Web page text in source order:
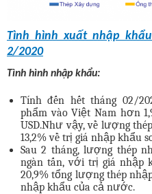
Tình hình xuất nhập
2/2020
Tình hình nhập khẩu:
Tính đến hết tháng 02/
phẩm vào Việt Nam hơn
USD.Như vậy, về lượng
13,2% về trị giá nhập khẩu
Sau 2 tháng, lượng thép
ngàn tấn, với trị giá nhập
20,9% tổng lượng thép
nhập khẩu của cả nước.